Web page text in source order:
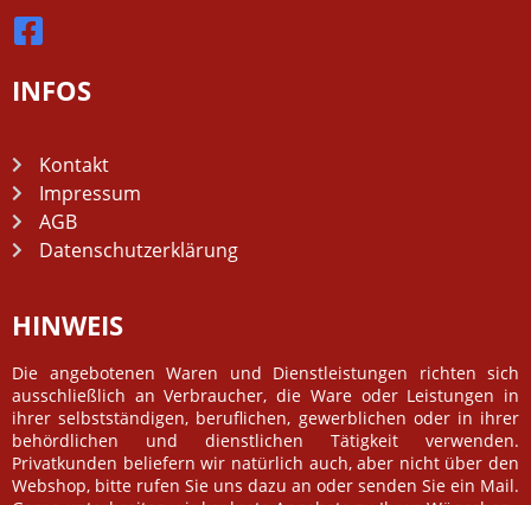
INFOS
Kontakt
Impressum
AGB
Datenschutzerklärung
HINWEIS
Die angebotenen Waren und Dienstleistungen richten sich
ausschließlich an Verbraucher, die Ware oder Leistungen in
ihrer selbstständigen, beruflichen, gewerblichen oder in ihrer
behördlichen und dienstlichen Tätigkeit verwenden.
Privatkunden beliefern wir natürlich auch, aber nicht über den
Webshop, bitte rufen Sie uns dazu an oder senden Sie ein Mail.